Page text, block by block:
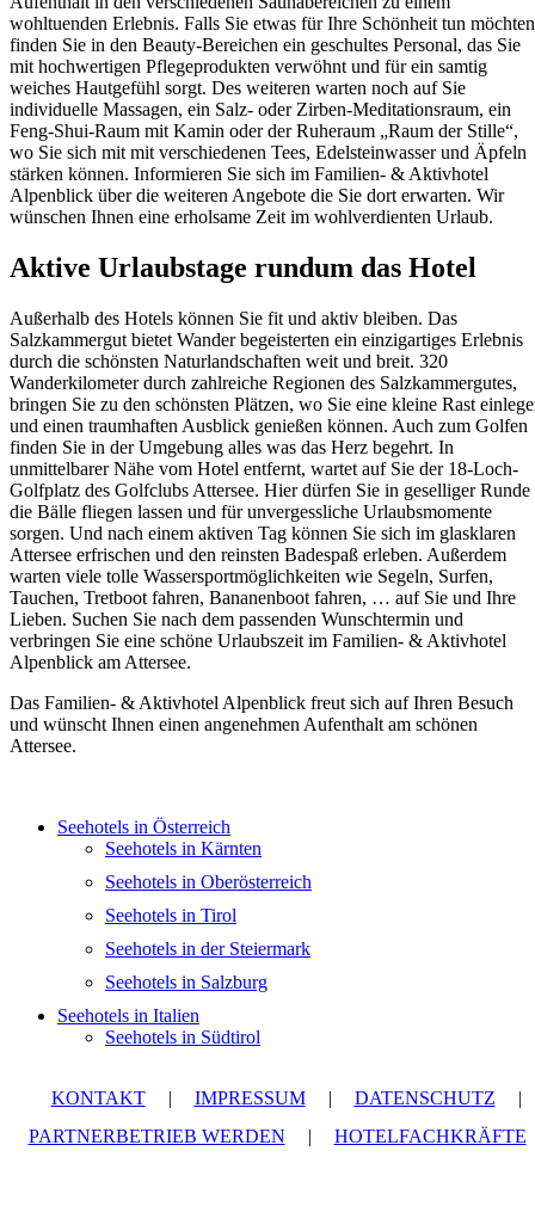
wohltuenden Erlebnis. Falls Sie etwas für Ihre Schönheit tun
finden Sie in den Beauty-Bereichen ein geschultes Personal, das Sie
mit hochwertigen Pflegeprodukten verwöhnt und für ein samtig
weiches Hautgefühl sorgt. Des weiteren warten noch auf Sie
individuelle Massagen, ein Salz- oder Zirben-Meditationsraum, ein
Feng-Shui-Raum mit Kamin oder der Ruheraum „Raum der Stille“,
wo Sie sich mit mit verschiedenen Tees, Edelsteinwasser und Äpfeln
stärken können. Informieren Sie sich im Familien- & Aktivhotel
Alpenblick über die weiteren Angebote die Sie dort erwarten. Wir
wünschen Ihnen eine erholsame Zeit im wohlverdienten Urlaub.
Aktive Urlaubstage rundum das Hotel
Außerhalb des Hotels können Sie fit und aktiv bleiben. Das
Salzkammergut bietet Wander begeisterten ein einzigartiges Erlebnis
durch die schönsten Naturlandschaften weit und breit. 320
Wanderkilometer durch zahlreiche Regionen des Salzkammergutes,
bringen Sie zu den schönsten Plätzen, wo Sie eine kleine Rast
und einen traumhaften Ausblick genießen können. Auch zum Golfen
finden Sie in der Umgebung alles was das Herz begehrt. In
unmittelbarer Nähe vom Hotel entfernt, wartet auf Sie der 18-Loch-
Golfplatz des Golfclubs Attersee. Hier dürfen Sie in geselliger Runde
die Bälle fliegen lassen und für unvergessliche Urlaubsmomente
sorgen. Und nach einem aktiven Tag können Sie sich im glasklaren
Attersee erfrischen und den reinsten Badespaß erleben. Außerdem
warten viele tolle Wassersportmöglichkeiten wie Segeln, Surfen,
Tauchen, Tretboot fahren, Bananenboot fahren, … auf Sie und Ihre
Lieben. Suchen Sie nach dem passenden Wunschtermin und
verbringen Sie eine schöne Urlaubszeit im Familien- & Aktivhotel
Alpenblick am Attersee.
Das Familien- & Aktivhotel Alpenblick freut sich auf Ihren Besuch
und wünscht Ihnen einen angenehmen Aufenthalt am schönen
Attersee.
Seehotels in Österreich
Seehotels in Kärnten
Seehotels in Oberösterreich
Seehotels in Tirol
Seehotels in der Steiermark
Seehotels in Salzburg
Seehotels in Italien
Seehotels in Südtirol
KONTAKT | IMPRESSUM | DATENSCHUTZ
|
PARTNERBETRIEB WERDEN
| HOTELFACHKRÄFTE